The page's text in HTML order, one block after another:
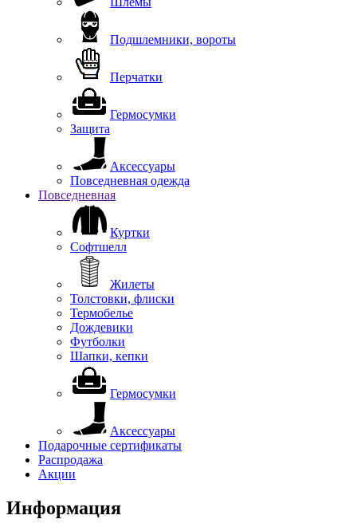
Подшлемники, вороты
Перчатки
Гермосумки
Защита
Аксессуары
Повседневная одежда
Повседневная
Куртки
Софтшелл
Жилеты
Толстовки, флиски
Термобелье
Дождевики
Футболки
Шапки, кепки
Гермосумки
Аксессуары
Подарочные сертификаты
Распродажа
Акции
Информация